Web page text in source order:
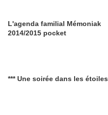
L'agenda familial Mémoniak
2014/2015 pocket
*** Une soirée dans les